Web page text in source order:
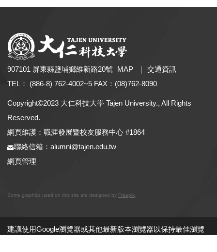
907101 屏東縣鹽埔鄉維新路20號 MAP
交通資訊
TEL： (886-8) 762-4002~5 FAX：(08)762-8090
Copyright©2023 大仁科技大學 Tajen University., All Rights
Reserved.
網頁維護：職涯發展暨校友服務中心 #1864
聯絡信箱：alumni@tajen.edu.tw
網頁管理
Some graphics used on this site are designed by Freepik.
建議使用Google瀏覽器或其他最新版本瀏覽器以保持最佳瀏覽